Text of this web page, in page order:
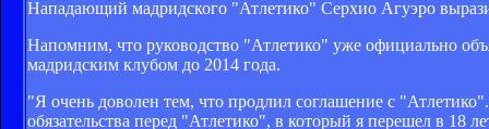
Нападающий мадридского "Атлетико" Серхио Агуэро
Напомним, что руководство "Атлетико" уже официально
мадридским клубом до 2014 года.
"Я очень доволен тем, что продлил соглашение с
обязательства перед "Атлетико", в который я перешел в 18